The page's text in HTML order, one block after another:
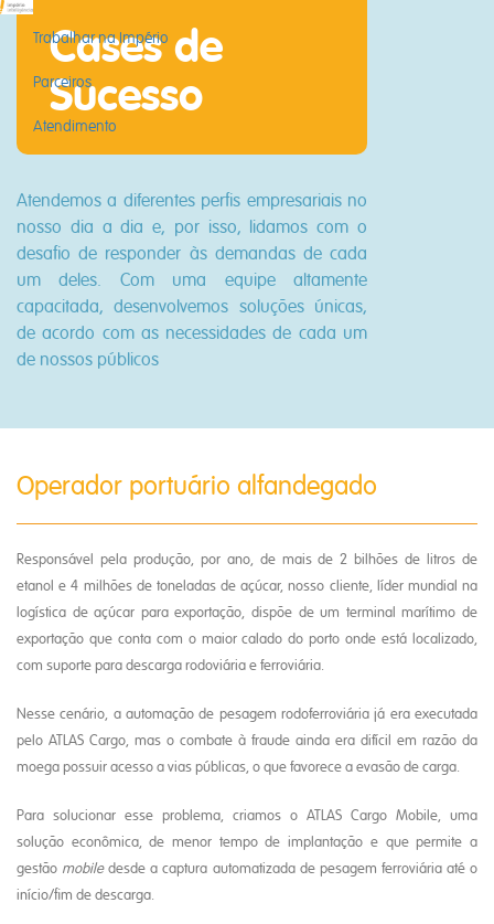
Trabalhar na Império
Parceiros
Atendimento
Cases de
Sucesso
Atendemos a diferentes perfis empresariais no
nosso dia a dia e, por isso, lidamos com o
desafio de responder às demandas de cada
um deles. Com uma equipe altamente
capacitada, desenvolvemos soluções únicas,
de acordo com as necessidades de cada um
de nossos públicos
Operador portuário alfandegado
Responsável pela produção, por ano, de mais de 2 bilhões de litros de
etanol e 4 milhões de toneladas de açúcar, nosso cliente, líder mundial na
logística de açúcar para exportação, dispõe de um terminal marítimo de
exportação que conta com o maior calado do porto onde está localizado,
com suporte para descarga rodoviária e ferroviária.
Nesse cenário, a automação de pesagem rodoferroviária já era executada
pelo ATLAS Cargo, mas o combate à fraude ainda era difícil em razão da
moega possuir acesso a vias públicas, o que favorece a evasão de carga.
Para solucionar esse problema, criamos o ATLAS Cargo Mobile, uma
solução econômica, de menor tempo de implantação e que permite a
gestão mobiledesde a captura automatizada de pesagem ferroviária até o
início/fim de descarga.